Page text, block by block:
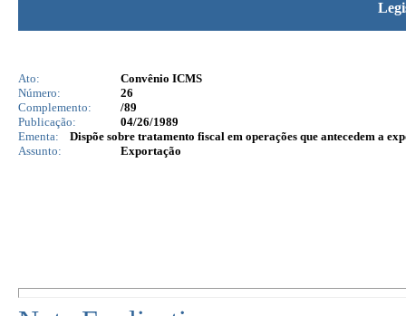
Ato:
Convênio ICMS
Número:
26
Complemento:
/89
Publicação:
04/26/1989
Ementa:
Dispõe sobre tratamento fiscal em operações que antecedem a
Assunto:
Exportação